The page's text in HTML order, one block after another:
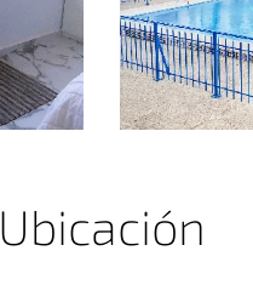
Ubicación